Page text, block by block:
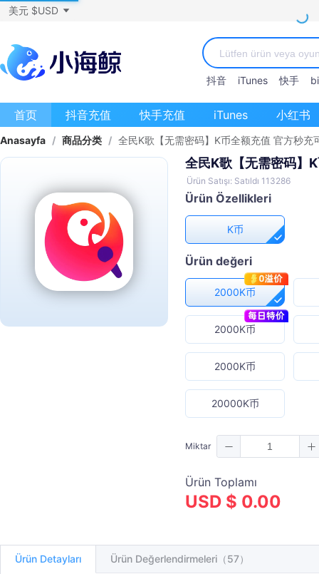
美元 $USD
抖音 iTunes 快手
首页 抖音充值 快手充值 iTunes 小红书
Anasayfa / 商品分类 / 全民K歌【无需密码】K币全额充值 官方秒充
全民K歌【无需密码】
Ürün Satışı: Satıldı 113286
Ürün Özellikleri
K币
Ürün değeri
2000K币
2000K币
2000K币
20000K币
Miktar
Ürün Toplamı
USD $ 0.00
Ürün Detayları Ürün Değerlendirmeleri（57）